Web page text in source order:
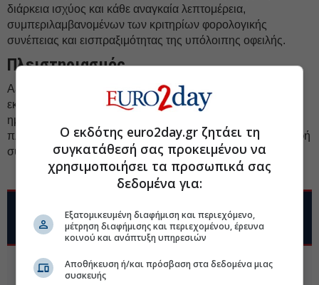
διάρκεια ισχύος και κάθε αναγκαία λεπτομέρεια,
συμπεριλαμβανομένων των κριτηρίων φορολογικής
συνέπειας και εισπραξιμότητας της υπόλοιπης οφειλής.
Πλειστηριασμός
Αξίζει να σημειωθεί ότι η διαδικασία της ελεύθερης
εκποίησης πρέπει να έχει ολοκληρωθεί το αργότερο δέκα
ημέρες πριν από την προγραμματισμένη ημερομηνία τυχόν
πλειστηριασμού. Αν η προθεσμία παρέλθει χωρίς υπογραφή
συμβολαίων, ο πλειστηριασμός διενεργείται κανονικά
Ο εκδότης euro2day.gr ζητάει τη
συγκατάθεσή σας προκειμένου να
χρησιμοποιήσει τα προσωπικά σας
δεδομένα για:
Εξατομικευμένη διαφήμιση και περιεχόμενο,
μέτρηση διαφήμισης και περιεχομένου, έρευνα
κοινού και ανάπτυξη υπηρεσιών
Αποθήκευση ή/και πρόσβαση στα δεδομένα μιας
συσκευής